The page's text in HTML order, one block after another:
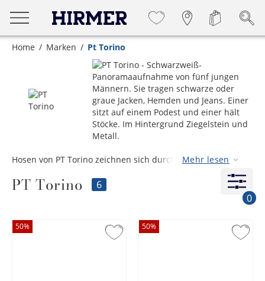
Home Marken Pt Torino
Hosen von PT Torino zeichnen sich durch ihre Einzigartigkeit
maßgeschneiderte Qualität mit zeitgemäßer Innovation und
legen stets Wert auf einen neuen, einzigartigen Look.
Aspekt in den Kleiderschrank. Ein Klassiker sind die Chinos
und Baumwollehosen des italienischen Labels.
Mehr lesen
PT Torino
6
0
50% 50%